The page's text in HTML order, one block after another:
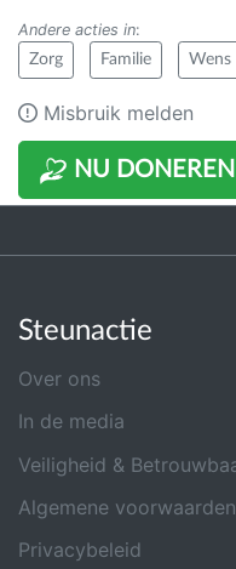
NU DONEREN
Andere acties in:
Zorg Familie Wens
Misbruik melden
Steunactie
Over ons
In de media
Veiligheid &
Algemene voorwaarden
Privacybeleid